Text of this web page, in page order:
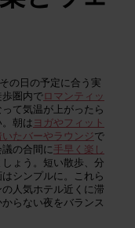
の日の予定に合う実
圏内でロマンティッ
て気温が上がったら
朝はヨガやフィット
たバーやラウンジで
の合間に手早く楽し
ょう。短い散歩、分
シンプルに。これら
人気ホテル近くに滞
らない夜をバランス